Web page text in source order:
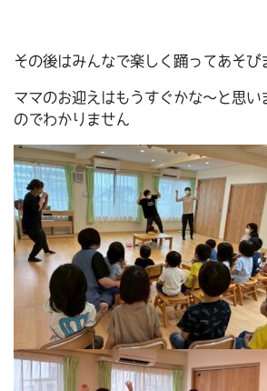
その後はみんなで楽しく踊ってあそび
ママのお迎えはもうすぐかな～と思い
のでわかりません